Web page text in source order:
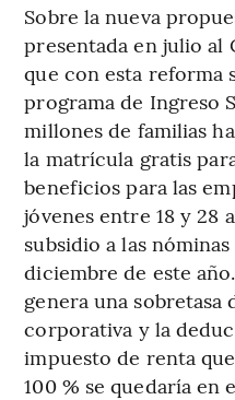
Sobre la nueva
presentada en julio al
que con esta reforma
programa de Ingreso
millones de familias
la matrícula gratis
beneficios para las
jóvenes entre 18 y 28
subsidio a las
diciembre de este
genera una
corporativa y la
impuesto de renta
100 % se quedaría en